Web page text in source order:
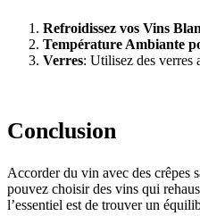
Refroidissez vos Vins
Température Ambiante
Verres: Utilisez des verres
Conclusion
Accorder du vin avec des crêpes
pouvez choisir des vins qui
l’essentiel est de trouver un